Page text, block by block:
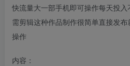
快流量大一部手机即可操作每天投
需剪辑这种作品制作很简单直接发
操作
内容：